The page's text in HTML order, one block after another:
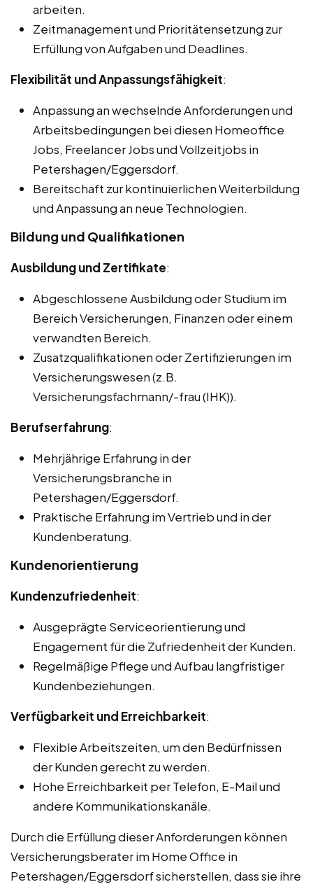
arbeiten.
Zeitmanagement und Prioritätensetzung zur
Erfüllung von Aufgaben und Deadlines.
Flexibilität und Anpassungsfähigkeit:
Anpassung an wechselnde Anforderungen und
Arbeitsbedingungen bei diesen Homeoffice
Jobs, Freelancer Jobs und Vollzeitjobs in
Petershagen/Eggersdorf.
Bereitschaft zur kontinuierlichen Weiterbildung
und Anpassung an neue Technologien.
Bildung und Qualifikationen
Ausbildung und Zertifikate:
Abgeschlossene Ausbildung oder Studium im
Bereich Versicherungen, Finanzen oder einem
verwandten Bereich.
Zusatzqualifikationen oder Zertifizierungen im
Versicherungswesen (z.B.
Versicherungsfachmann/-frau (IHK)).
Berufserfahrung:
Mehrjährige Erfahrung in der
Versicherungsbranche in
Petershagen/Eggersdorf.
Praktische Erfahrung im Vertrieb und in der
Kundenberatung.
Kundenorientierung
Kundenzufriedenheit:
Ausgeprägte Serviceorientierung und
Engagement für die Zufriedenheit der Kunden.
Regelmäßige Pflege und Aufbau langfristiger
Kundenbeziehungen.
Verfügbarkeit und Erreichbarkeit:
Flexible Arbeitszeiten, um den Bedürfnissen
der Kunden gerecht zu werden.
Hohe Erreichbarkeit per Telefon, E-Mail und
andere Kommunikationskanäle.
Durch die Erfüllung dieser Anforderungen können
Versicherungsberater im Home Office in
Petershagen/Eggersdorf sicherstellen, dass sie ihre